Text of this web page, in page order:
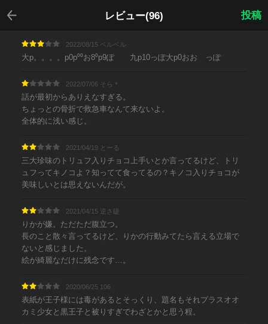
レビュー(96)
戻る
投稿
2022/08/15 ベルベル
大p。。。。p0p⁰⁰お8⁰p9ぽ 九p10っぽ大p0おお っぽ
2022/07/06 そら＊
話が最初からありえなすぎる。
ちょっとの骨折で救急車なんて来ないよ。
全体的に浅い感じ。
2021/04/19 とーる
三大珍味のトリュフ入りチョコ上手いとか言ってるけど、トリ
ュフってキノコよ？知ってて食ってるの？キノコ入りチョコが
美味しいとは思えないんだが。
2021/04/15 逆さ睫
りかが嫌。ただただ腹立つ。
長のこと散々言ってるけど、りかの行動みてたら言える立場で
ないと感じました。
絵が綺麗なだけに残念です…。
2020/06/25 106
表紙が王子様には毒があるとそっくり、題名もそれプラスオオ
カミ少女と黒王子と被りすぎでわざとかと思う程。